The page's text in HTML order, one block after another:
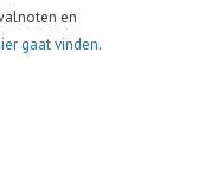
en
gaat vinden.